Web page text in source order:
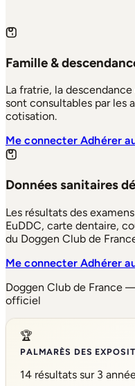
Famille &
La fratrie, la
sont consultables par les
cotisation.
Me connecterAdhérer
Données sanitaires
Les résultats des
EuDDC, carte dentaire,
du Doggen Club de
Me connecterAdhérer
Doggen Club de France
officiel
🏆
PALMARÈS DES
14 résultats sur 3